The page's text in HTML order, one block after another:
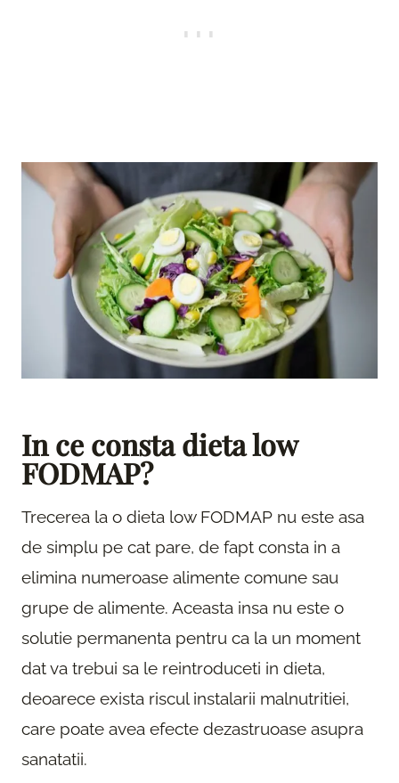
In ce consta dieta low
FODMAP?
Trecerea la o dieta low FODMAP nu este asa
de simplu pe cat pare, de fapt consta in a
elimina numeroase alimente comune sau
grupe de alimente. Aceasta insa nu este o
solutie permanenta pentru ca la un moment
dat va trebui sa le reintroduceti in dieta,
deoarece exista riscul instalarii malnutritiei,
care poate avea efecte dezastruoase asupra
sanatatii.